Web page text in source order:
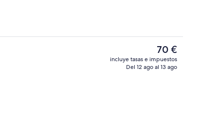
Detalle del exterior
El
precio
actual
70 €
incluye tasas e impuestos
Del 12 ago al 13 ago